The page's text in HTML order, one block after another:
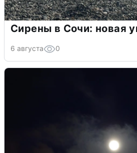
Сирены в Сочи: новая
6 августа 0